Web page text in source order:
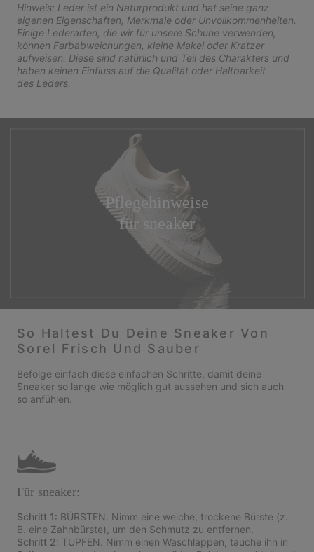
Hinweis: Leder ist ein Naturprodukt und hat seine ganz
eigenen Eigenschaften, Merkmale oder Unvollkommenheiten.
Einige Lederarten, die wir für unsere Schuhe verwenden,
können Farbabweichungen, kleine Makel oder Kratzer
aufweisen. Diese sind natürlich und Teil des Charakters und
haben keinen Einfluss auf die Qualität oder Haltbarkeit
des Leders.
Pflegehinweise
für sneaker
So Haltest Du Deine Sneaker Von
Sorel Frisch Und Sauber
Befolge einfach diese einfachen Schritte, damit deine
Sneaker so lange wie möglich gut aussehen und sich auch
so anfühlen.
Für sneaker:
Schritt 1: BÜRSTEN. Nimm eine weiche, trockene Bürste (z.
B. eine Zahnbürste), um den Schmutz zu entfernen.
Schritt 2: TUPFEN. Nimm einen Waschlappen, tauche ihn in